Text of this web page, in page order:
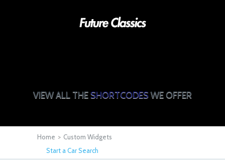
VIEW ALL THESHORTCODESWE OFFER
Home > Custom Widgets
Start a Car Search